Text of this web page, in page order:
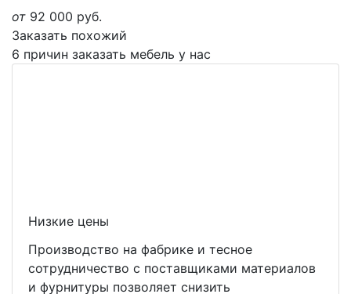
от 92 000 руб.
Заказать похожий
6 причин заказать мебель у нас
Низкие цены
Производство на фабрике и тесное
сотрудничество с поставщиками материалов
и фурнитуры позволяет снизить